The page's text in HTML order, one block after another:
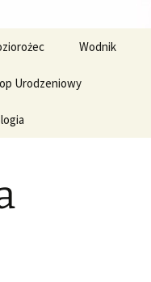
Wodnik
Urodzeniowy